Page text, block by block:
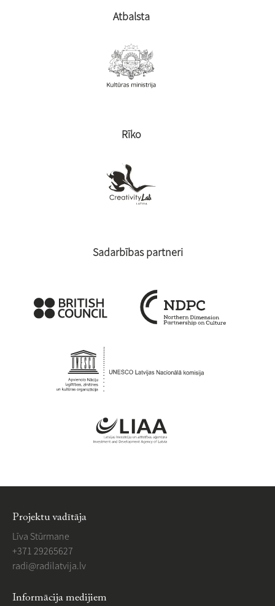
Atbalsta
Rīko
Sadarbības partneri
Projektu vadītāja
Līva Stūrmane
+371 29265627
​radi@radilatvija.lv
Informācija medijiem